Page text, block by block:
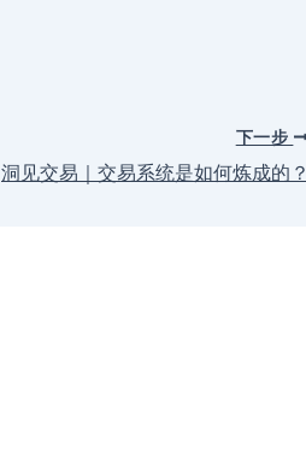
下一步
洞见交易｜交易系统是如何炼成的？